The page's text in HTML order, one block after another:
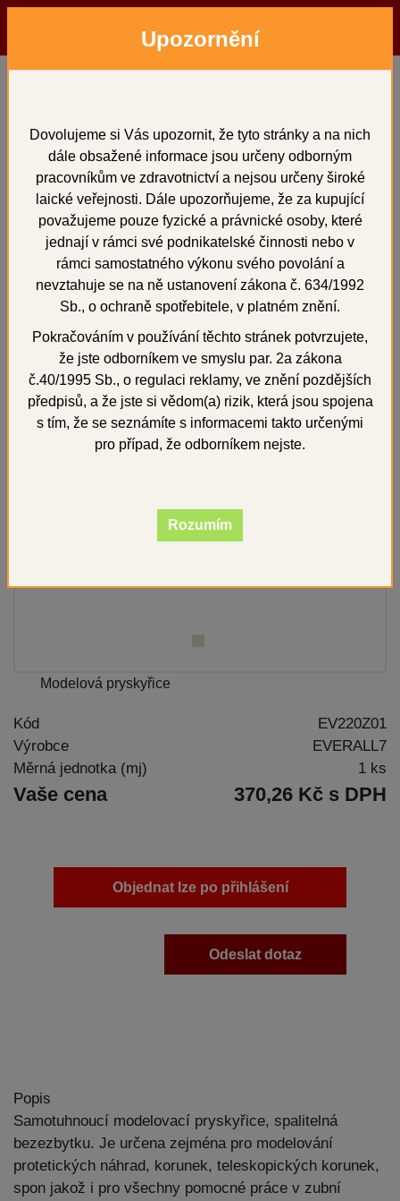
Hledat Přihlásit
FORM PLAST, SET 30 g
+ 2x 12 ml, červená
Novinka
Modelová pryskyřice
Kód
EV220Z01
Výrobce
EVERALL7
Měrná jednotka (mj)
1 ks
Vaše cena 370,26 Kč s DPH
Objednat lze po přihlášení
Odeslat dotaz
Popis
Samotuhnoucí modelovací pryskyřice, spalitelná
bezezbytku. Je určena zejména pro modelování
protetických náhrad, korunek, teleskopických korunek,
spon jakož i pro všechny pomocné práce v zubní
Upozornění
Dovolujeme si Vás upozornit, že tyto stránky a na nich
dále obsažené informace jsou určeny odborným
pracovníkům ve zdravotnictví a nejsou určeny široké
laické veřejnosti. Dále upozorňujeme, že za kupující
považujeme pouze fyzické a právnické osoby, které
jednají v rámci své podnikatelské činnosti nebo v
rámci samostatného výkonu svého povolání a
nevztahuje se na ně ustanovení zákona č. 634/1992
Sb., o ochraně spotřebitele, v platném znění.
Pokračováním v používání těchto stránek potvrzujete,
že jste odborníkem ve smyslu par. 2a zákona
č.40/1995 Sb., o regulaci reklamy, ve znění pozdějších
předpisů, a že jste si vědom(a) rizik, která jsou spojena
s tím, že se seznámíte s informacemi takto určenými
pro případ, že odborníkem nejste.
Rozumím